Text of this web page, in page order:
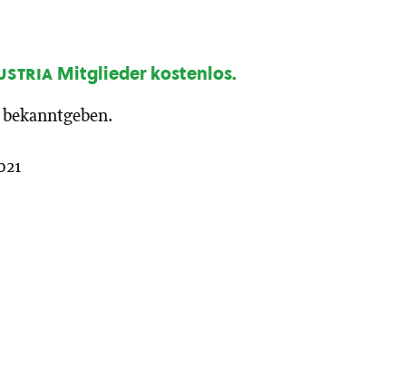
Mitglieder kostenlos.